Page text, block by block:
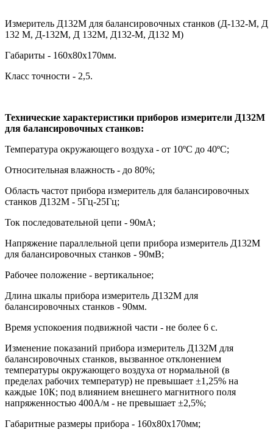
Измеритель Д132М для балансировочных станков (Д-132-М, Д
132 М, Д-132М, Д 132М, Д132-М, Д132 М)
Габариты - 160х80х170мм.
Класс точности - 2,5.
Технические характеристики приборов измерители Д132М
для балансировочных станков:
Температура окружающего воздуха - от 10ºС до 40ºС;
Относительная влажность - до 80%;
Область частот прибора измеритель для балансировочных
станков Д132М - 5Гц-25Гц;
Ток последовательной цепи - 90мА;
Напряжение параллельной цепи прибора измеритель Д132М
для балансировочных станков - 90мВ;
Рабочее положение - вертикальное;
Длина шкалы прибора измеритель Д132М для
балансировочных станков - 90мм.
Время успокоения подвижной части - не более 6 с.
Изменение показаний прибора измеритель Д132М для
балансировочных станков, вызванное отклонением
температуры окружающего воздуха от нормальной (в
пределах рабочих температур) не превышает ±1,25% на
каждые 10К; под влиянием внешнего магнитного поля
напряженностью 400А/м - не превышает ±2,5%;
Габаритные размеры прибора - 160х80х170мм;